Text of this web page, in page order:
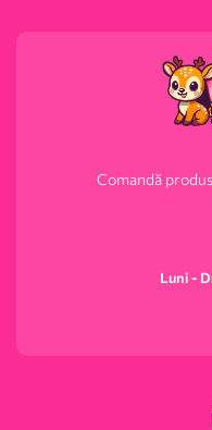
Comandă
Luni -